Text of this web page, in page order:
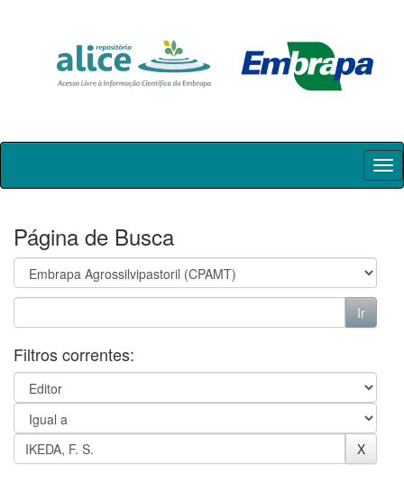
Skip
Página de Busca
Filtros correntes: